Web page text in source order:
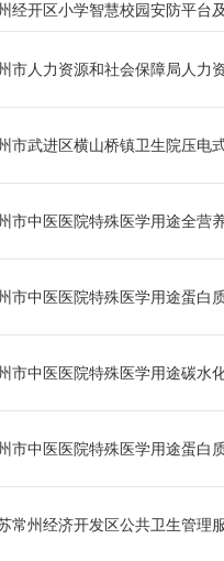
经开区小学智慧校园安防平台
市人力资源和社会保障局人力
市武进区横山桥镇卫生院压电
市中医医院特殊医学用途全营
市中医医院特殊医学用途蛋白
市中医医院特殊医学用途碳水
市中医医院特殊医学用途蛋白
常州经济开发区公共卫生管理